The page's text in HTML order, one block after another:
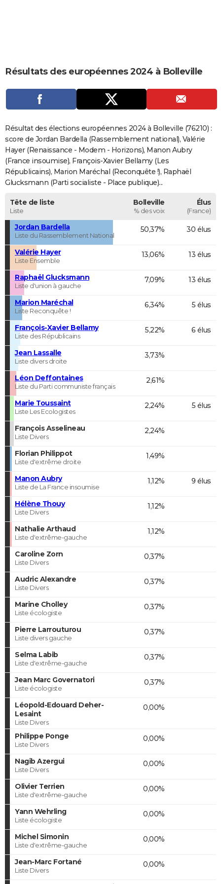
CARTE DE VOEUX
Carte de Noël
Carte Bonne année
Carte Saint-Valentin
Carte Pâques
Carte d'anniversaire
DICTIONNAIRE
Dictionnaire
Biographies
Citations
Expressions
Proverbes
PROGRAMME TV
COPAINS D'AVANT
S'inscrire
Se connecter
Lycées
Collèges
Primaires
Universités
Entreprises
Service militaire
Avis de recherche
AVIS DE DÉCÈS
FORUM
Résultats des européennes 2024 à Bolleville
Résultat des élections européennes 2024 à Bolleville (76210) :
score de Jordan Bardella (Rassemblement national), Valérie
Hayer (Renaissance - Modem - Horizons), Manon Aubry
(France insoumise), François-Xavier Bellamy (Les
Républicains), Marion Maréchal (Reconquête !), Raphaël
Glucksmann (Parti socialiste - Place publique)...
Tête de liste
Liste
Bolleville
% des voix
Élus
(France)
Jordan Bardella
Liste du Rassemblement National
50,37% 30 élus
Valérie Hayer
Liste Ensemble
13,06% 13 élus
Raphaël Glucksmann
Liste d'union à gauche
7,09% 13 élus
Marion Maréchal
Liste Reconquête !
6,34% 5 élus
François-Xavier Bellamy
Liste des Républicains
5,22% 6 élus
Jean Lassalle
Liste divers droite
3,73%
Léon Deffontaines
Liste du Parti communiste français
2,61%
Marie Toussaint
Liste Les Ecologistes
2,24% 5 élus
François Asselineau
Liste Divers
2,24%
Florian Philippot
Liste d'extrême droite
1,49%
Manon Aubry
Liste de La France insoumise
1,12% 9 élus
Hélène Thouy
Liste Divers
1,12%
Nathalie Arthaud
Liste d'extrême-gauche
1,12%
Caroline Zorn
Liste Divers
0,37%
Audric Alexandre
Liste Divers
0,37%
Marine Cholley
Liste écologiste
0,37%
Pierre Larrouturou
Liste divers gauche
0,37%
Selma Labib
Liste d'extrême-gauche
0,37%
Jean Marc Governatori
Liste écologiste
0,37%
Léopold-Edouard Deher-
Lesaint
Liste Divers
0,00%
Philippe Ponge
Liste Divers
0,00%
Nagib Azergui
Liste Divers
0,00%
Olivier Terrien
Liste d'extrême-gauche
0,00%
Yann Wehrling
Liste écologiste
0,00%
Michel Simonin
Liste d'extrême-gauche
0,00%
Jean-Marc Fortané
Liste Divers
0,00%